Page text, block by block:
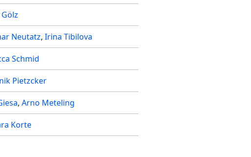
Neutatz Irina Tibilova
Schmid
Pietzcker
Arno Meteling
Korte